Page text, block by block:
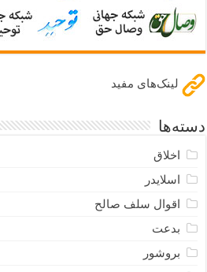
لینک‌های مفید
دسته‌ها
اخلاق
اسلایدر
اقوال سلف صالح
بدعت
بروشور